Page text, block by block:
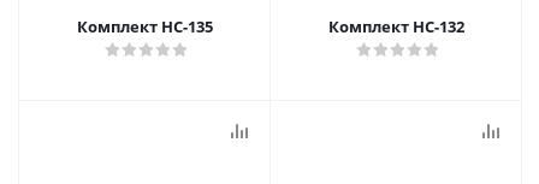
Комплект НС-135 Комплект НС-132